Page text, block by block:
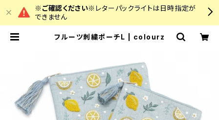
※ご確認ください※ レターパックライトは日時指定が
できません
フルーツ刺繍ポーチL | colourz